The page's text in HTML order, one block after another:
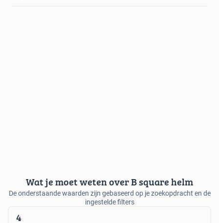
Wat je moet weten over B square helm
De onderstaande waarden zijn gebaseerd op je zoekopdracht en de
ingestelde filters
4